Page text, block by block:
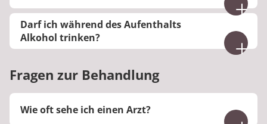
Ja, es gibt Restaurants in der Umgebung.
Darf ich während des Aufenthalts
Alkohol trinken?
Nein, der Konsum von Alkohol ist in unserer Klinik
nicht gestattet.
Fragen zur Behandlung
Wie oft sehe ich einen Arzt?